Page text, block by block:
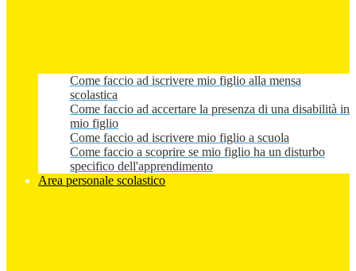
Come faccio ad iscrivere mio figlio alla mensa
scolastica
Come faccio ad accertare la presenza di una disabilità in
mio figlio
Come faccio ad iscrivere mio figlio a scuola
Come faccio a scoprire se mio figlio ha un disturbo
specifico dell'apprendimento
Area personale scolastico